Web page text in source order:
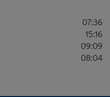
Glück folgen auf
Schulterbrücke stets
down.
07:36
15:16
09:09
08:04